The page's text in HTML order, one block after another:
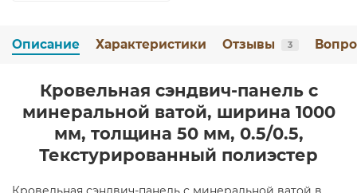
Описание Характеристики Отзывы 3
Кровельная сэндвич-панель с
минеральной ватой, ширина 1000
мм, толщина 50 мм, 0.5/0.5,
Текстурированный полиэстер